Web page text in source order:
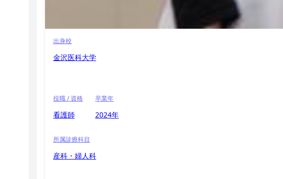
出身校
金沢医科大学
役職 / 資格
看護師
卒業年
2024年
所属診療科目
産科・婦人科